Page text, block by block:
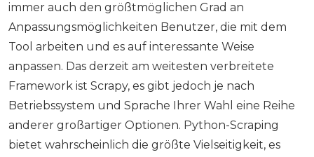
immer auch den größtmöglichen Grad an
Anpassungsmöglichkeiten Benutzer, die mit dem
Tool arbeiten und es auf interessante Weise
anpassen. Das derzeit am weitesten verbreitete
Framework ist Scrapy, es gibt jedoch je nach
Betriebssystem und Sprache Ihrer Wahl eine Reihe
anderer großartiger Optionen. Python-Scraping
bietet wahrscheinlich die größte Vielseitigkeit, es